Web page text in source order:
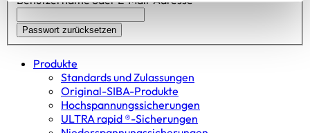
Produkte
Standards und Zulassungen
Original-SIBA-Produkte
Hochspannungs­sicherungen
ULTRA rapid ®-Sicherungen